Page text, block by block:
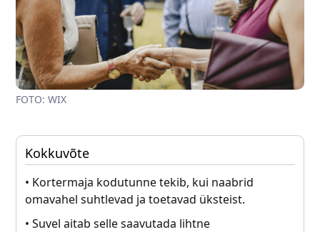
FOTO: WIX
Kokkuvõte
• Kortermaja kodutunne tekib, kui naabrid
omavahel suhtlevad ja toetavad üksteist.
• Suvel aitab selle saavutada lihtne